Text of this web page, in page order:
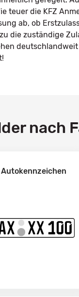
teuer die KFZ
ab, ob
die zuständige
nach
Autokennzeichen